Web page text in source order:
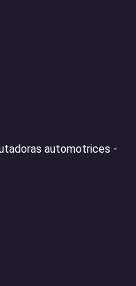
automotrices -